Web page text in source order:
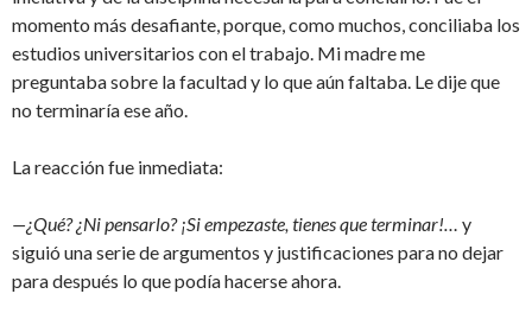
momento más desafiante, porque, como muchos, conciliaba los
estudios universitarios con el trabajo. Mi madre me
preguntaba sobre la facultad y lo que aún faltaba. Le dije que
no terminaría ese año.
La reacción fue inmediata:
—¿Qué? ¿Ni pensarlo? ¡Si empezaste, tienes que terminar!… y
siguió una serie de argumentos y justificaciones para no dejar
para después lo que podía hacerse ahora.